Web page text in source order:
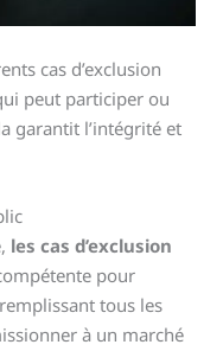
cas d’exclusion
peut participer ou
garantit l’intégrité et
les cas d’exclusion
pour
tous les
à un marché